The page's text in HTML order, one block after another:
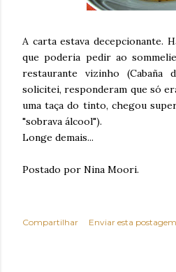
A carta estava decepcionante.
que poderia pedir ao
restaurante vizinho (Cabaña
solicitei, responderam que só
uma taça do tinto, chegou
"sobrava álcool").
Longe demais...
Postado por Nina Moori.
Compartilhar Enviar esta postagem